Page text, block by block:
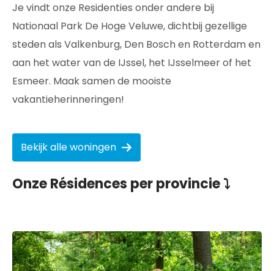
Je vindt onze Residenties onder andere bij
Nationaal Park De Hoge Veluwe, dichtbij gezellige
steden als Valkenburg, Den Bosch en Rotterdam en
aan het water van de IJssel, het IJsselmeer of het
Esmeer. Maak samen de mooiste
vakantieherinneringen!
Bekijk alle woningen
Onze Résidences per provincie ⤵